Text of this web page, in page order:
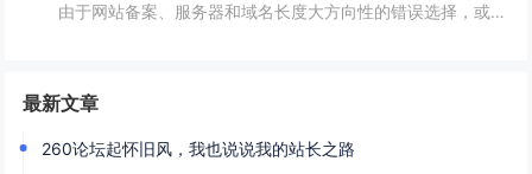
由于网站备案、服务器和域名长度大方向性的错误选择，或者种种原因吧，愈来愈发现自己手里这个游戏网站喜欢不起来了。本来在一个月前就有中介主动加过来问出不出网站，当时权2左右，没有反对，但是一个月过去了没人问津。殊不知，最近网站在一周内爱站词库疯...
最新文章
260论坛起怀旧风，我也说说我的站长之路